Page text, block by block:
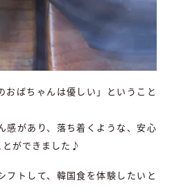
おばちゃんは優しい」ということ
感があり、落ち着くような、安心
とができました♪
フトして、韓国食を体験したいと